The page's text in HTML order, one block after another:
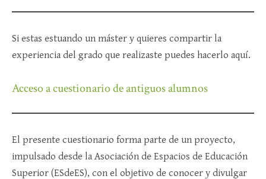
Si estas estuando un máster y quieres compartir la
experiencia del grado que realizaste puedes hacerlo aquí.
Acceso a cuestionario de antiguos alumnos
El presente cuestionario forma parte de un proyecto,
impulsado desde la Asociación de Espacios de Educación
Superior (ESdeES), con el objetivo de conocer y divulgar